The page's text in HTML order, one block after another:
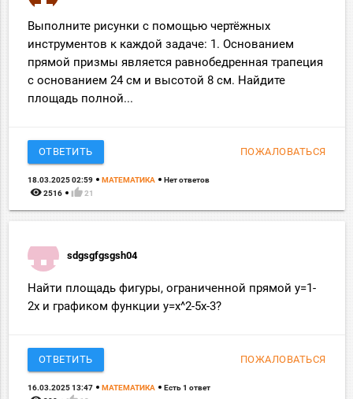
Выполните рисунки с помощью чертёжных
инструментов к каждой задаче: 1. Основанием
прямой призмы является равнобедренная трапеция
с основанием 24 см и высотой 8 см. Найдите
площадь полной...
ОТВЕТИТЬ ПОЖАЛОВАТЬСЯ
18.03.2025 02:59 МАТЕМАТИКА Нет ответов
remove_red_eye 2516 thumb_up 21
sdgsgfgsgsh04
Найти площадь фигуры, ограниченной прямой y=1-
2x и графиком функции y=x^2-5x-3?
ОТВЕТИТЬ ПОЖАЛОВАТЬСЯ
16.03.2025 13:47 МАТЕМАТИКА Есть 1 ответ